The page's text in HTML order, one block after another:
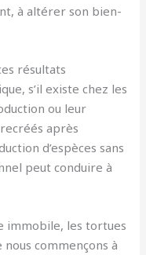
à altérer son bien-
résultats
s’il existe chez les
ou leur
après
d’espèces sans
peut conduire à
immobile, les tortues
commençons à